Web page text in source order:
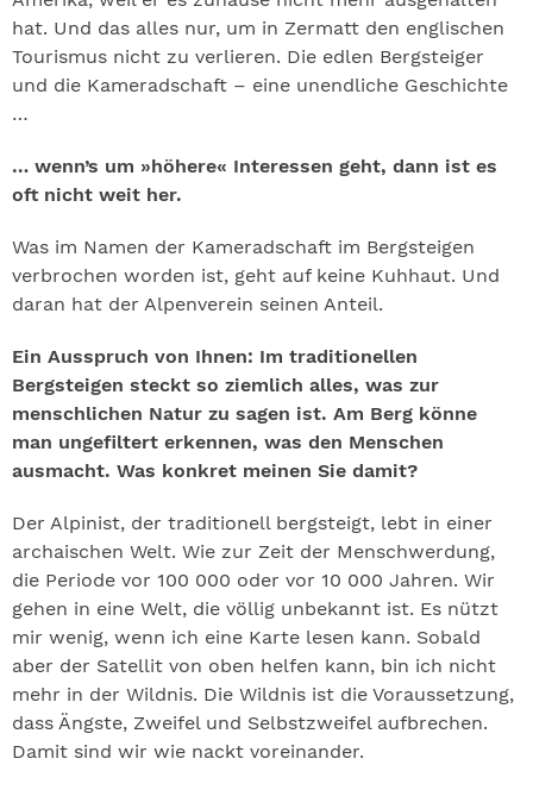
hat. Und das alles nur, um in Zermatt den englischen
Tourismus nicht zu verlieren. Die edlen Bergsteiger
und die Kameradschaft – eine unendliche Geschichte
…
… wenn’s um »höhere« Interessen geht, dann ist es
oft nicht weit her.
Was im Namen der Kameradschaft im Bergsteigen
verbrochen worden ist, geht auf keine Kuhhaut. Und
daran hat der Alpenverein seinen Anteil.
Ein Ausspruch von Ihnen: Im traditionellen
Bergsteigen steckt so ziemlich alles, was zur
menschlichen Natur zu sagen ist. Am Berg könne
man ungefiltert erkennen, was den Menschen
ausmacht. Was konkret meinen Sie damit?
Der Alpinist, der traditionell bergsteigt, lebt in einer
archaischen Welt. Wie zur Zeit der Menschwerdung,
die Periode vor 100 000 oder vor 10 000 Jahren. Wir
gehen in eine Welt, die völlig unbekannt ist. Es nützt
mir wenig, wenn ich eine Karte lesen kann. Sobald
aber der Satellit von oben helfen kann, bin ich nicht
mehr in der Wildnis. Die Wildnis ist die Voraussetzung,
dass Ängste, Zweifel und Selbstzweifel aufbrechen.
Damit sind wir wie nackt voreinander.